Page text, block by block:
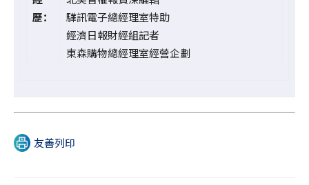
歷：
驊訊電子總經理室特助
經濟日報財經組記者
東森購物總經理室經營企劃
友善列印